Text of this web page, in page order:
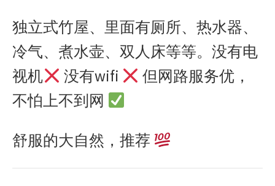
独立式竹屋、里面有厕所、热水器、
冷气、煮水壶、双人床等等。没有电
视机
没有wifi
但网路服务优，
不怕上不到网
舒服的大自然，推荐